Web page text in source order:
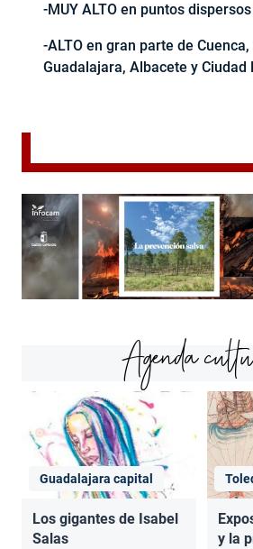
-MUY ALTO en puntos
-ALTO en gran parte de Cuenca,
Guadalajara, Albacete y Ciudad
Agenda
Guadalajara capital
Los gigantes de Isabel
Salas
y la